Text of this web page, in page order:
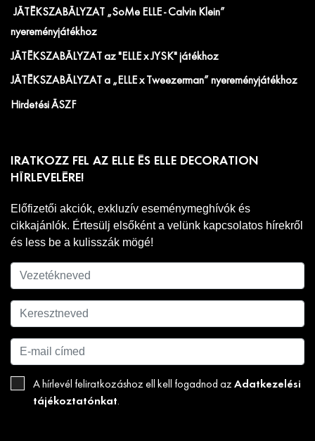
JÁTÉKSZABÁLYZAT „SoMe ELLE - Calvin Klein”
nyereményjátékhoz
JÁTÉKSZABÁLYZAT az "ELLE x JYSK" játékhoz
JÁTÉKSZABÁLYZAT a „ELLE x Tweezerman” nyereményjátékhoz
Hirdetési ÁSZF
IRATKOZZ FEL AZ ELLE ÉS ELLE DECORATION
HÍRLEVELÉRE!
Előfizetői akciók, exkluzív eseménymeghívók és
cikkajánlók. Értesülj elsőként a velünk kapcsolatos hírekről
és less be a kulisszák mögé!
A hírlevél feliratkozáshoz ell kell fogadnod az Adatkezelési
tájékoztatónkat.